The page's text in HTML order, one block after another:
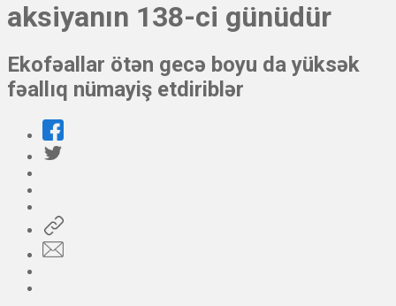
aksiyanın 138-ci günüdür
Ekofəallar ötən gecə boyu da yüksək
fəallıq nümayiş etdiriblər